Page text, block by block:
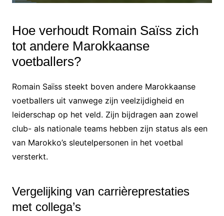
Hoe verhoudt Romain Saïss zich
tot andere Marokkaanse
voetballers?
Romain Saïss steekt boven andere Marokkaanse
voetballers uit vanwege zijn veelzijdigheid en
leiderschap op het veld. Zijn bijdragen aan zowel
club- als nationale teams hebben zijn status als een
van Marokko’s sleutelpersonen in het voetbal
versterkt.
Vergelijking van carrièreprestaties
met collega’s